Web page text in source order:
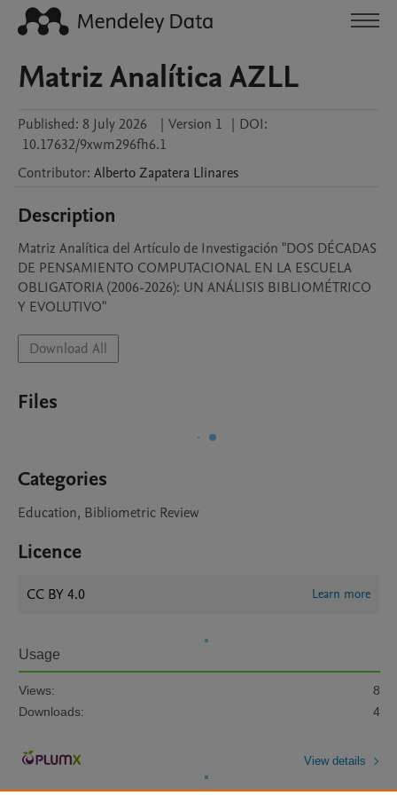
Matriz Analítica AZLL
Published: 8 July 2026 | Version 1 | DOI:
10.17632/9xwm296fh6.1
Contributor: AlbertoZapatera Llinares
Description
Matriz Analítica del Artículo de Investigación "DOS DÉCADAS
DE PENSAMIENTO COMPUTACIONAL EN LA ESCUELA
OBLIGATORIA (2006-2026): UN ANÁLISIS BIBLIOMÉTRICO
Y EVOLUTIVO"
Download All
Files
Categories
Education, Bibliometric Review
Licence
CC BY 4.0 Learn more
Usage
Views:
8
Downloads:
4
View details